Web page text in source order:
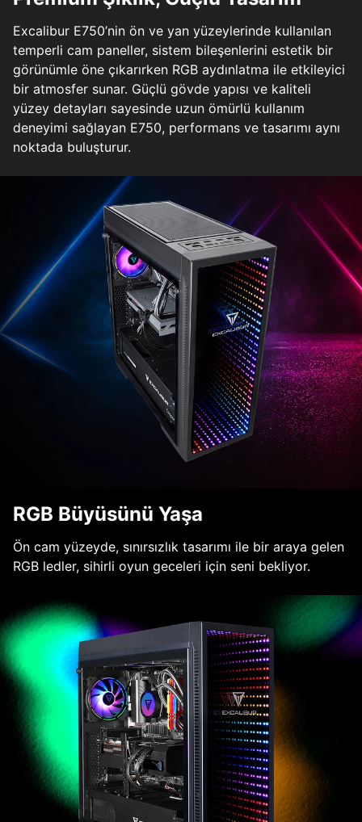
Excalibur E750’nin ön ve yan yüzeylerinde kullanılan
temperli cam paneller, sistem bileşenlerini estetik bir
görünümle öne çıkarırken RGB aydınlatma ile etkileyici
bir atmosfer sunar. Güçlü gövde yapısı ve kaliteli
yüzey detayları sayesinde uzun ömürlü kullanım
deneyimi sağlayan E750, performans ve tasarımı aynı
noktada buluşturur.
RGB Büyüsünü Yaşa
Ön cam yüzeyde, sınırsızlık tasarımı ile bir araya gelen
RGB ledler, sihirli oyun geceleri için seni bekliyor.